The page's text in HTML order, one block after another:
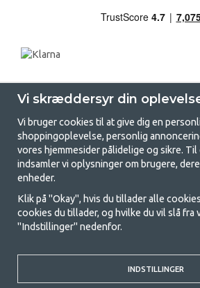
GetCamping.dk -
camping og
Camping kan enten være en livsstil eller en
et fælles eventyr. Uanset hvilken kategori du
til at campere, så vi tilbyder rigtig gode
campingvogns-telte og alt andet udstyr til
mål er at tilbyde det bedste campingudstyr
Vi skræddersyr din
Vi bruger cookies til at give dig en
shoppingoplevelse, personlig
vores hjemmesider pålidelige og sikre.
indsamler vi oplysninger om brugere,
enheder.
Klik på "Okay", hvis du tillader alle
cookies du tillader, og hvilke du vil slå fra
"Indstillinger" nedenfor.
INDSTILLINGER